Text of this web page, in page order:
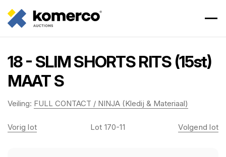
18 - SLIM SHORTS RITS (15st)
MAAT S
Veiling: FULL CONTACT / NINJA (Kledij & Materiaal)
Vorig lot Lot 170-11 Volgend lot